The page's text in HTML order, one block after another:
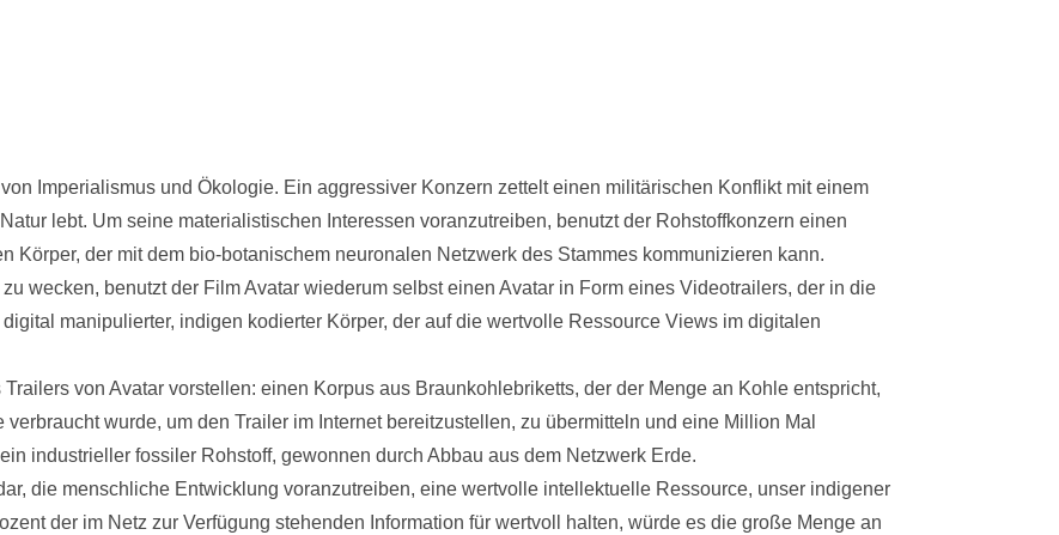
Imperialismus und Ökologie. Ein aggressiver Konzern zettelt einen militärischen Konflikt mit einem
lebt. Um seine materialistischen Interessen voranzutreiben, benutzt der Rohstoffkonzern einen
Körper, der mit dem bio-botanischem neuronalen Netzwerk des Stammes kommunizieren kann.
wecken, benutzt der Film Avatar wiederum selbst einen Avatar in Form eines Videotrailers, der in die
manipulierter, indigen kodierter Körper, der auf die wertvolle Ressource Views im digitalen
von Avatar vorstellen: einen Korpus aus Braunkohlebriketts, der der Menge an Kohle entspricht,
wurde, um den Trailer im Internet bereitzustellen, zu übermitteln und eine Million Mal
industrieller fossiler Rohstoff, gewonnen durch Abbau aus dem Netzwerk Erde.
die menschliche Entwicklung voranzutreiben, eine wertvolle intellektuelle Ressource, unser indigener
der im Netz zur Verfügung stehenden Information für wertvoll halten, würde es die große Menge an